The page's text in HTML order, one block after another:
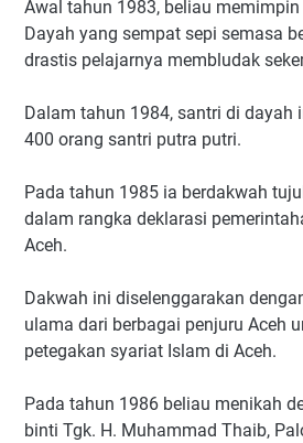
Awal tahun 1983, beliau
Dayah yang sempat sepi semasa
drastis pelajarnya membludak
Dalam tahun 1984, santri di dayah
400 orang santri putra putri.
Pada tahun 1985 ia berdakwah
dalam rangka deklarasi
Aceh.
Dakwah ini diselenggarakan
ulama dari berbagai penjuru Aceh
petegakan syariat Islam di Aceh.
Pada tahun 1986 beliau menikah
binti Tgk. H. Muhammad Thaib,